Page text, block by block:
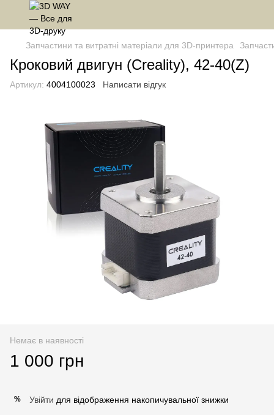
Запчастини та витратні матеріали для 3D-принтера
Кроковий двигун (Creality), 42-40(Z)
Артикул: 4004100023 Написати відгук
Немає в наявності
1 000 грн
% Увійти для відображення накопичувальної знижки